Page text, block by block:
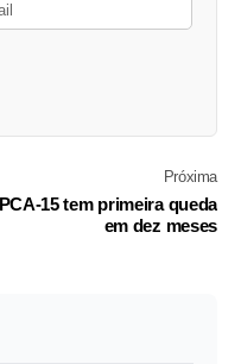
Próxima
IPCA-15 tem primeira queda
em dez meses